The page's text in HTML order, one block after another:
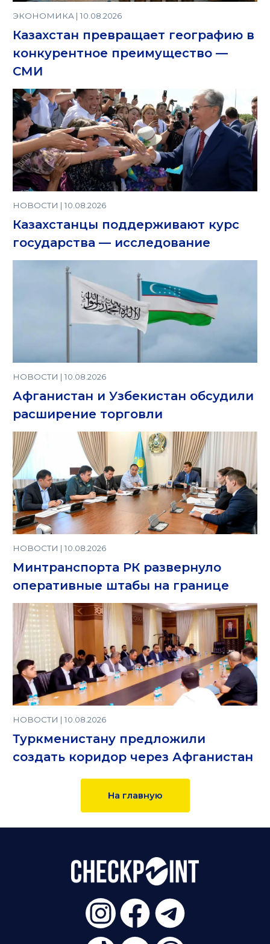
ЭКОНОМИКА | 10.08.2026
Казахстан превращает географию в
конкурентное преимущество —
СМИ
НОВОСТИ | 10.08.2026
Казахстанцы поддерживают курс
государства — исследование
НОВОСТИ | 10.08.2026
Афганистан и Узбекистан обсудили
расширение торговли
НОВОСТИ | 10.08.2026
Минтранспорта РК развернуло
оперативные штабы на границе
НОВОСТИ | 10.08.2026
Туркменистану предложили
создать коридор через Афганистан
На главную